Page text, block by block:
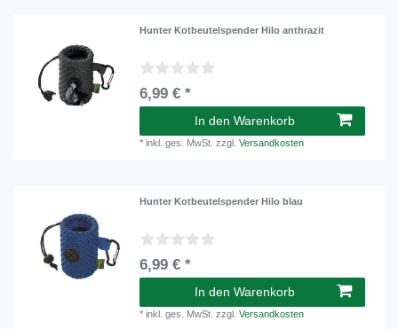
Hunter Kotbeutelspender Hilo anthrazit
6,99 € *
In den Warenkorb
*inkl. ges. MwSt. zzgl.Versandkosten
Hunter Kotbeutelspender Hilo blau
6,99 € *
In den Warenkorb
*inkl. ges. MwSt. zzgl.Versandkosten